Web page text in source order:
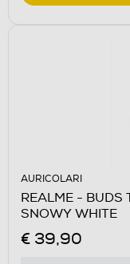
AURICOLARI
REALME - BUDS
SNOWY WHITE
€ 39,90